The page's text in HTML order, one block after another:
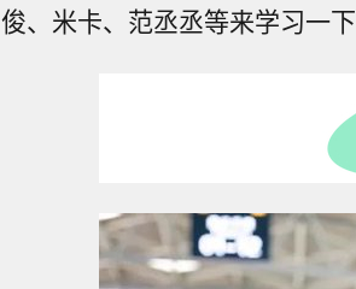
俊、米卡、范丞丞等来学习一